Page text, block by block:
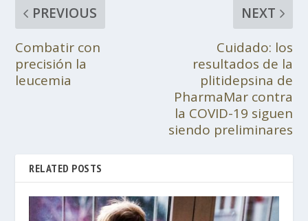
PREVIOUS
Combatir con
precisión la
leucemia
NEXT
Cuidado: los
resultados de la
plitidepsina de
PharmaMar contra
la COVID-19 siguen
siendo preliminares
RELATED POSTS